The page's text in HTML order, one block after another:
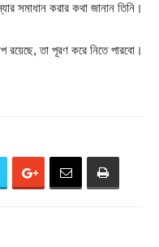
সমাধান করার কথা জানান তিনি।
তা পূরণ করে নিতে পারবো।